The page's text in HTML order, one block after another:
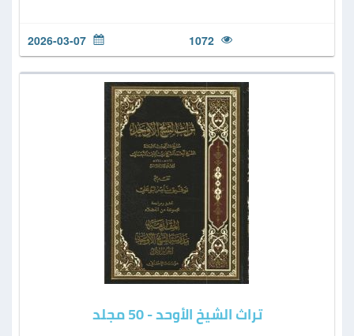
1072
2026-03-07
تراث الشيخ الأوحد - 50 مجلد